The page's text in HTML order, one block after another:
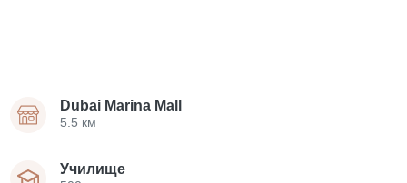
Dubai Marina Mall
5.5 км
Училище